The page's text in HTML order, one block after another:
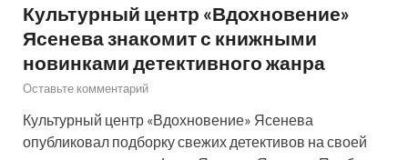
Культурный центр «Вдохновение»
Ясенева знакомит с книжными
новинками детективного жанра
Оставьте комментарий
Культурный центр «Вдохновение» Ясенева
опубликовал подборку свежих детективов на своей